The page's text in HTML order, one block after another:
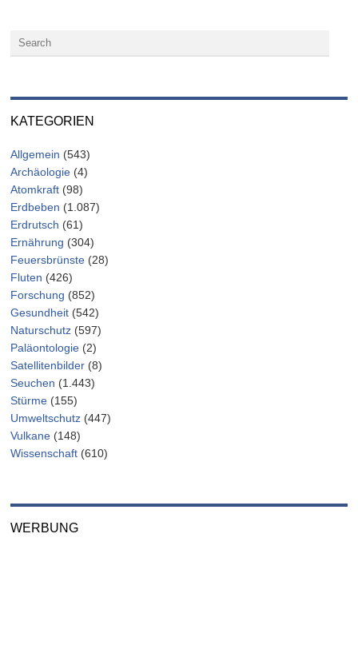
KATEGORIEN
Allgemein (543)
Archäologie (4)
Atomkraft (98)
Erdbeben (1.087)
Erdrutsch (61)
Ernährung (304)
Feuersbrünste (28)
Fluten (426)
Forschung (852)
Gesundheit (542)
Naturschutz (597)
Paläontologie (2)
Satellitenbilder (8)
Seuchen (1.443)
Stürme (155)
Umweltschutz (447)
Vulkane (148)
Wissenschaft (610)
WERBUNG